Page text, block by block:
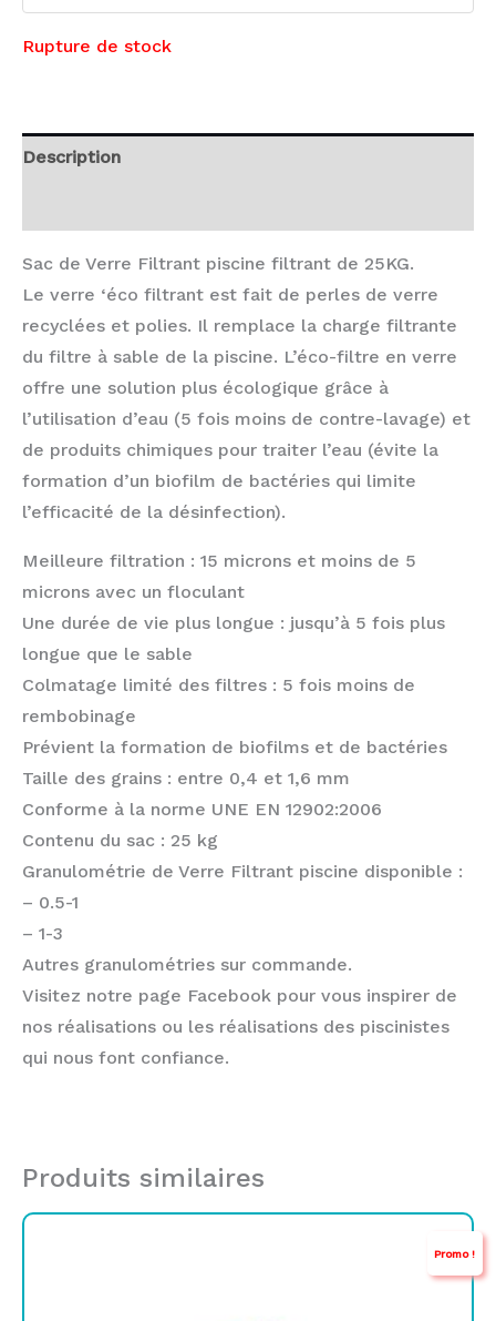
Rupture de stock
Description
Sac de Verre Filtrant piscine filtrant de 25KG.
Le verre ‘éco filtrant est fait de perles de verre
recyclées et polies. Il remplace la charge filtrante
du filtre à sable de la piscine. L’éco-filtre en verre
offre une solution plus écologique grâce à
l’utilisation d’eau (5 fois moins de contre-lavage) et
de produits chimiques pour traiter l’eau (évite la
formation d’un biofilm de bactéries qui limite
l’efficacité de la désinfection).
Meilleure filtration : 15 microns et moins de 5
microns avec un floculant
Une durée de vie plus longue : jusqu’à 5 fois plus
longue que le sable
Colmatage limité des filtres : 5 fois moins de
rembobinage
Prévient la formation de biofilms et de bactéries
Taille des grains : entre 0,4 et 1,6 mm
Conforme à la norme UNE EN 12902:2006
Contenu du sac : 25 kg
Granulométrie de Verre Filtrant piscine disponible :
– 0.5-1
– 1-3
Autres granulométries sur commande.
Visitez notre page Facebook pour vous inspirer de
nos réalisations ou les réalisations des piscinistes
qui nous font confiance.
Produits similaires
Promo !